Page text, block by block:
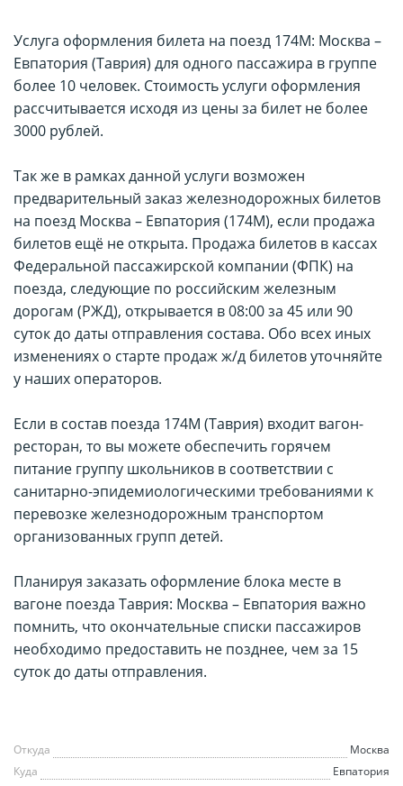
Услуга оформления билета на поезд 174М: Москва –
Евпатория (Таврия) для одного пассажира в группе
более 10 человек. Стоимость услуги оформления
рассчитывается исходя из цены за билет не более
3000 рублей.
Так же в рамках данной услуги возможен
предварительный заказ железнодорожных билетов
на поезд Москва – Евпатория (174М), если продажа
билетов ещё не открыта. Продажа билетов в кассах
Федеральной пассажирской компании (ФПК) на
поезда, следующие по российским железным
дорогам (РЖД), открывается в 08:00 за 45 или 90
суток до даты отправления состава. Обо всех иных
изменениях о старте продаж ж/д билетов уточняйте
у наших операторов.
Если в состав поезда 174М (Таврия) входит вагон-
ресторан, то вы можете обеспечить горячем
питание группу школьников в соответствии с
санитарно-эпидемиологическими требованиями к
перевозке железнодорожным транспортом
организованных групп детей.
Планируя заказать оформление блока месте в
вагоне поезда Таврия: Москва – Евпатория важно
помнить, что окончательные списки пассажиров
необходимо предоставить не позднее, чем за 15
суток до даты отправления.
Откуда
Москва
Куда
Евпатория